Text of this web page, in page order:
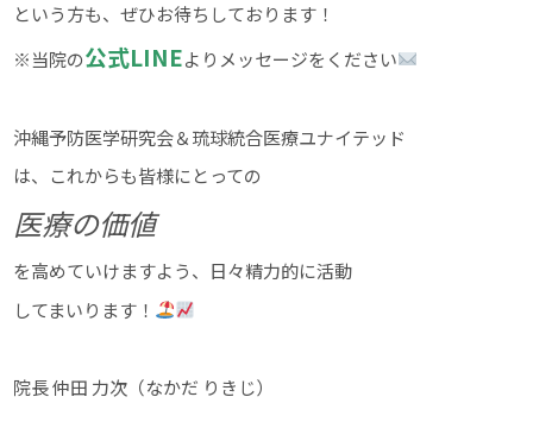
という方も、ぜひお待ちしております！
※当院の公式LINEよりメッセージをください
沖縄予防医学研究会＆琉球統合医療ユナイテッド
は、これからも皆様にとっての
医療の価値
を高めていけますよう、日々精力的に活動
してまいります！
院長 仲田 力次（なかだ りきじ）